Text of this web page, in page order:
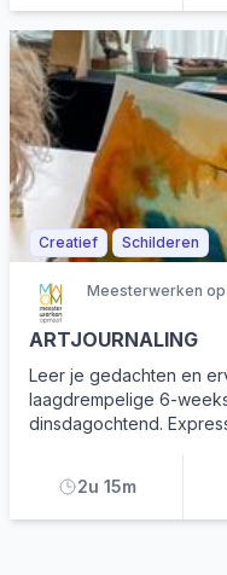
Creatief Schilderen
Meesterwerken op
ARTJOURNALING
Leer je gedachten en
laagdrempelige 6-
dinsdagochtend.
2u 15m